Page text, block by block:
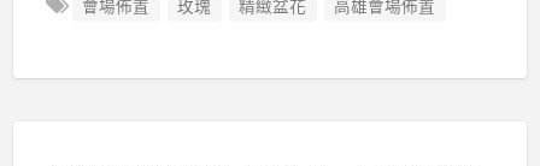
會場佈置 玫瑰 精緻盆花 高雄會場佈置